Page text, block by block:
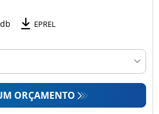
EPREL
ORÇAMENTO